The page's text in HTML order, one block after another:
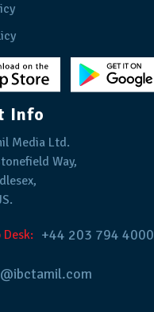
Info
Media Ltd.
Way,
Desk: +44 203 794 4000